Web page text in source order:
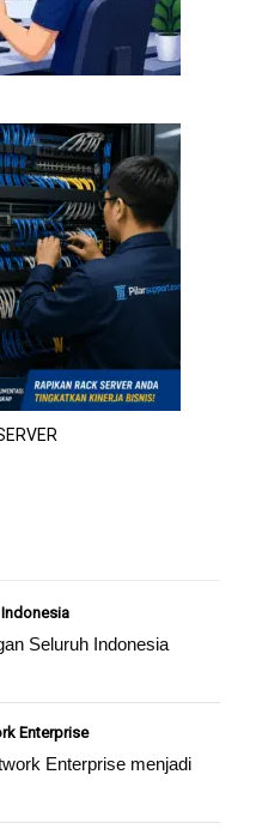
Seluruh Indonesia
Enterprise
Enterprise menjadi